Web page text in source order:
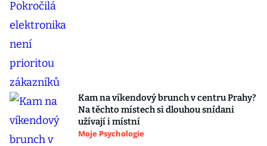
Kam na víkendový brunch v centru Prahy?
Na těchto místech si dlouhou snídani
užívají i místní
Moje Psychologie